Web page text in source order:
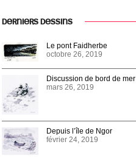
DERNIERS DESSINS
Le pont Faidherbe
octobre 26, 2019
Discussion de bord de mer
mars 26, 2019
Depuis l’île de Ngor
février 24, 2019